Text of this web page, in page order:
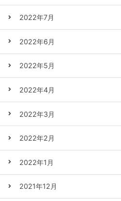
2022年7月
2022年6月
2022年5月
2022年4月
2022年3月
2022年2月
2022年1月
2021年12月